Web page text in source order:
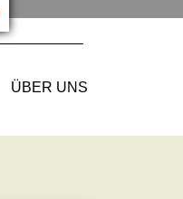
ÜBER UNS